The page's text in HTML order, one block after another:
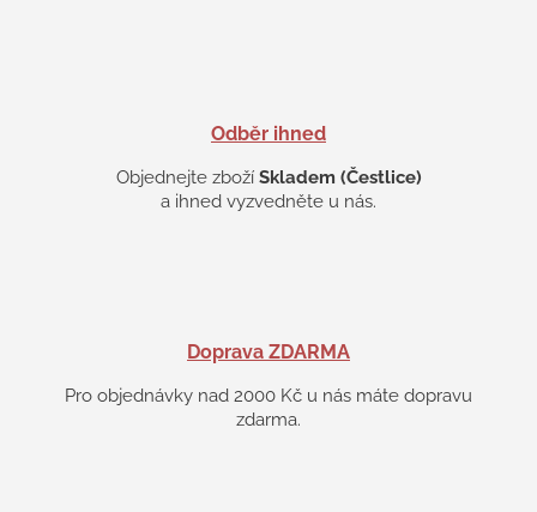
s
u
Odběr ihned
Objednejte zboží Skladem (Čestlice)
a ihned vyzvedněte u nás.
Doprava ZDARMA
Pro objednávky nad 2000 Kč u nás máte dopravu
zdarma.